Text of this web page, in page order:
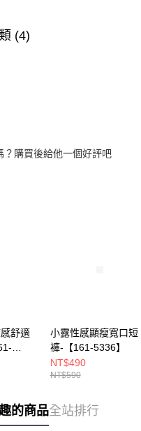
(4)
？購買後給他一個好評吧
舒適
小露性感顯瘦寬口短
褲-【161-5336】
NT$490
NT$590
的商品全站排行